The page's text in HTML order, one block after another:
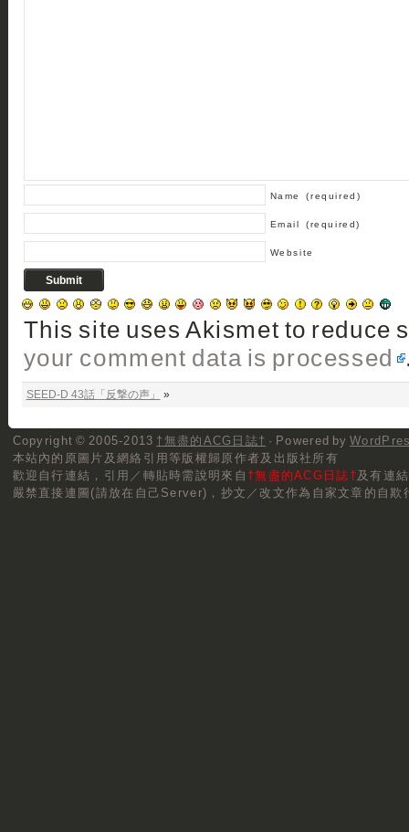
Name (required)
Email (required)
Website
This site uses Akismet to reduce
your comment data is processed
SEED-D 43話「反撃の声」 »
Copyright © 2005-2013 †無盡的ACG日誌† · Powered by
本站內的原圖片及網絡引用等版權歸原作者及出版社所有
歡迎自行連結， 引用／轉貼時需說明來自 †無盡的ACG日誌†及有連
嚴禁直接連圖(請放在自己Server)，抄文／改文作為自家文章的自欺